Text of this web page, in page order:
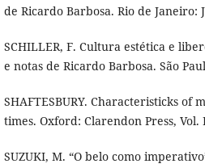
de Ricardo Barbosa. Rio de Janeiro:
SCHILLER, F. Cultura estética e
e notas de Ricardo Barbosa. São
SHAFTESBURY. Characteristicks of
times. Oxford: Clarendon Press, Vol.
SUZUKI, M. “O belo como